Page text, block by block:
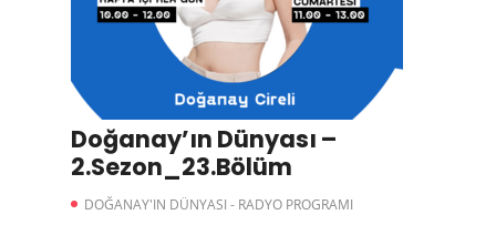
Doğanay’ın Dünyası –
2.Sezon_23.Bölüm
DOĞANAY'IN DÜNYASI - RADYO PROGRAMI